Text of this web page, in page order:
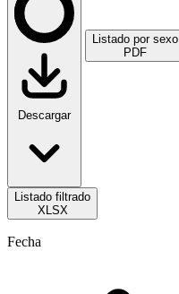
Descargar
Listado por sexo
PDF
Listado filtrado
XLSX
Fecha